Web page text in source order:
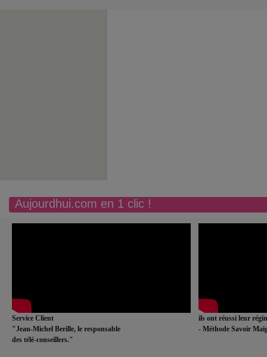
Aujourdhui.com en 1 clic !
Service Client
"Jean-Michel Berille, le responsable
des télé-conseillers."
ils ont réussi leur
- Méthode Savoir